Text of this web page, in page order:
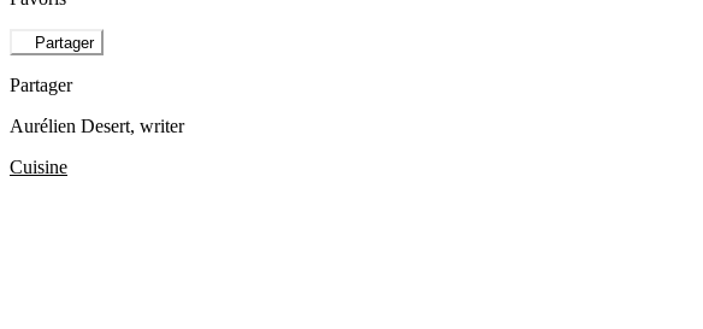
Partager
Partager
Aurélien Desert, writer
Cuisine